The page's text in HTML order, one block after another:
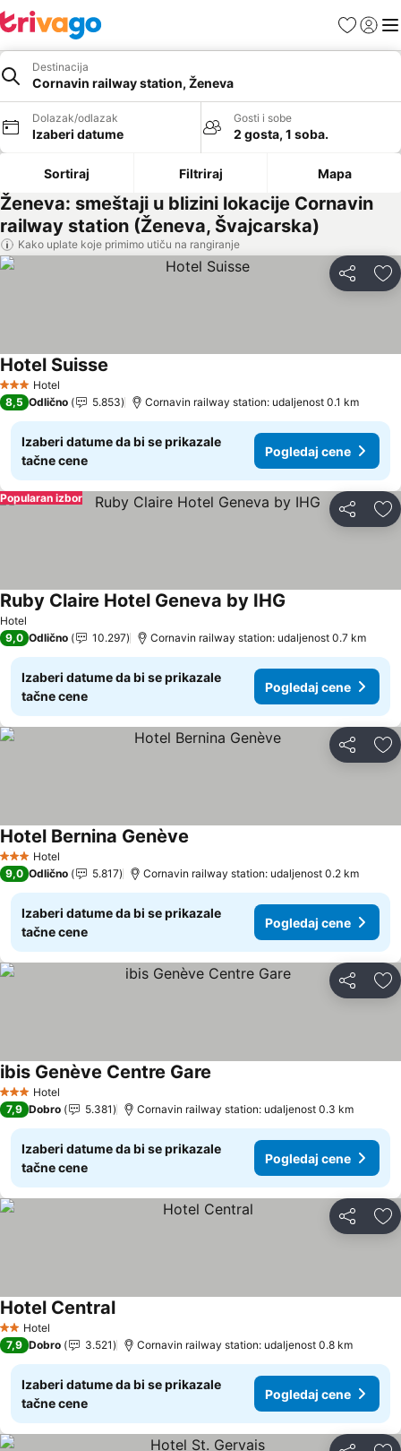
FavoritiPrijavi
Destinacija
Cornavin railway station, Ženeva
Dolazak/odlazak
Izaberi datume
Gosti i sobe
2 gosta, 1 soba.
Sortiraj Filtriraj Mapa
Ženeva: smeštaji u blizini lokacije Cornavin
railway station (Ženeva, Švajcarska)
Kako uplate koje primimo utiču na rangiranje
Deli
3 Zvezdice
Hotel
Hotel Suisse
8,5 Odlično 5.853 Cornavin railway station: udaljenost 0.1 km
Izaberi datume da bi se prikazale
tačne cene
Pogledaj cene
Deli
Popularan izbor
Hotel
Ruby Claire Hotel Geneva by IHG
9,0 Odlično 10.297 Cornavin railway station: udaljenost 0.7 km
Izaberi datume da bi se prikazale
tačne cene
Pogledaj cene
Deli
3 Zvezdice
Hotel
Hotel Bernina Genève
9,0 Odlično 5.817 Cornavin railway station: udaljenost 0.2 km
Izaberi datume da bi se prikazale
tačne cene
Pogledaj cene
Deli
3 Zvezdice
Hotel
ibis Genève Centre Gare
7,9 Dobro 5.381 Cornavin railway station: udaljenost 0.3 km
Izaberi datume da bi se prikazale
tačne cene
Pogledaj cene
Deli
2 Zvezdice
Hotel
Hotel Central
7,9 Dobro 3.521 Cornavin railway station: udaljenost 0.8 km
Izaberi datume da bi se prikazale
tačne cene
Pogledaj cene